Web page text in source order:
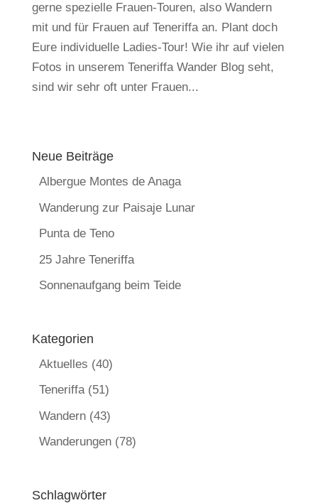
gerne spezielle Frauen-Touren, also Wandern
mit und für Frauen auf Teneriffa an. Plant doch
Eure individuelle Ladies-Tour! Wie ihr auf vielen
Fotos in unserem Teneriffa Wander Blog seht,
sind wir sehr oft unter Frauen...
Neue Beiträge
Albergue Montes de Anaga
Wanderung zur Paisaje Lunar
Punta de Teno
25 Jahre Teneriffa
Sonnenaufgang beim Teide
Kategorien
Aktuelles (40)
Teneriffa(51)
Wandern(43)
Wanderungen(78)
Schlagwörter